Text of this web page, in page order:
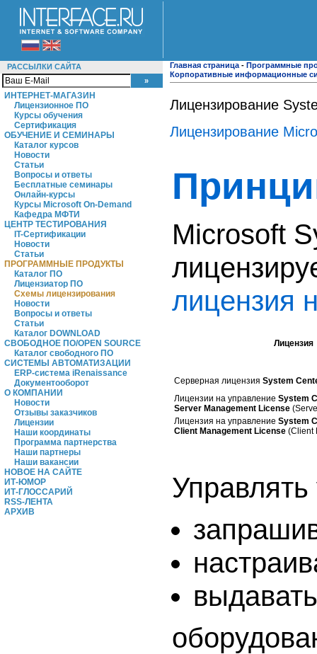
РАССЫЛКИ САЙТА
ИНТЕРНЕТ-МАГАЗИН
Лицензионное ПО
Курсы обучения
Сертификация
ОБУЧЕНИЕ И СЕМИНАРЫ
Каталог курсов
Новости
Статьи
Вопросы и ответы
Бесплатные семинары
Онлайн-курсы
Курсы Microsoft On-Demand
Кафедра МФТИ
ЦЕНТР ТЕСТИРОВАНИЯ
IT-Сертификации
Новости
Статьи
ПРОГРАММНЫЕ ПРОДУКТЫ
Каталог ПО
Лицензиатор ПО
Схемы лицензирования
Новости
Вопросы и ответы
Статьи
Каталог DOWNLOAD
СВОБОДНОЕ ПО/OPEN SOURCE
Каталог свободного ПО
СИСТЕМЫ АВТОМАТИЗАЦИИ
ERP-система iRenaissance
Документооборот
О КОМПАНИИ
Новости
Отзывы заказчиков
Лицензии
Наши координаты
Программа партнерства
Наши партнеры
Наши вакансии
НОВОЕ НА САЙТЕ
ИТ-ЮМОР
ИТ-ГЛОССАРИЙ
RSS-ЛЕНТА
АРХИВ
Главная страница - Программные
Корпоративные информационные
Лицензирование
Лицензирование M
Microsoft
лицензия
Лицензия
Серверная лицензия System
Лицензии на управление System
Server Management License
Лицензия на управление System
Client Management License (Client
Управлять